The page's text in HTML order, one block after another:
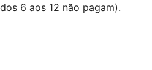
6 aos 12 não pagam).